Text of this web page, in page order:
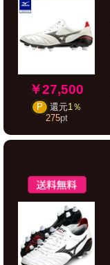
￥27,500
P 還元1％
275pt